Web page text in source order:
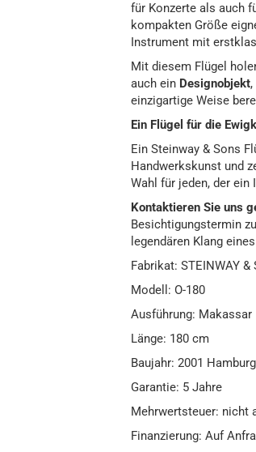
für Konzerte als auch
kompakten Größe
Instrument mit
Mit diesem Flügel
auch ein Designobjekt
einzigartige Weise
Ein Flügel für die
Ein Steinway & Sons
Handwerkskunst und
Wahl für jeden, der
Kontaktieren Sie uns
Besichtigungstermin
legendären Klang
Fabrikat: STEINWAY
Modell: O-180
Ausführung: Makassar
Länge: 180 cm
Baujahr: 2001 Hamburg
Garantie: 5 Jahre
Mehrwertsteuer: nicht
Finanzierung: Auf